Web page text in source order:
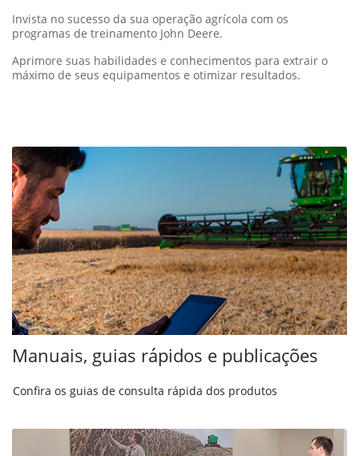
Invista no sucesso da sua operação agrícola com os
programas de treinamento John Deere.
Aprimore suas habilidades e conhecimentos para extrair o
máximo de seus equipamentos e otimizar resultados.
Manuais, guias rápidos e publicações
Confira os guias de consulta rápida dos produtos